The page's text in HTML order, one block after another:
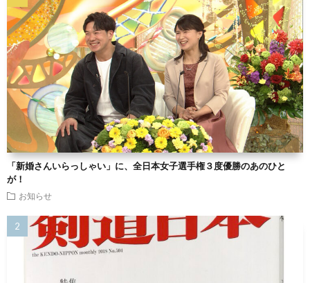
「新婚さんいらっしゃい」に、全日本女子選手権３度優勝のあのひと
が！
お知らせ